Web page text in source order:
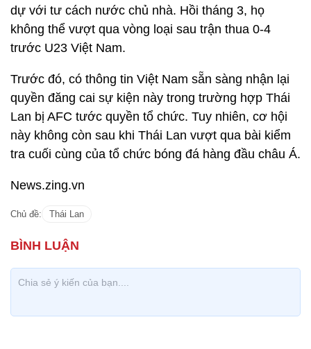
dự với tư cách nước chủ nhà. Hồi tháng 3, họ
không thể vượt qua vòng loại sau trận thua 0-4
trước U23 Việt Nam.
Trước đó, có thông tin Việt Nam sẵn sàng nhận lại
quyền đăng cai sự kiện này trong trường hợp Thái
Lan bị AFC tước quyền tổ chức. Tuy nhiên, cơ hội
này không còn sau khi Thái Lan vượt qua bài kiểm
tra cuối cùng của tổ chức bóng đá hàng đầu châu Á.
News.zing.vn
Chủ đề: Thái Lan